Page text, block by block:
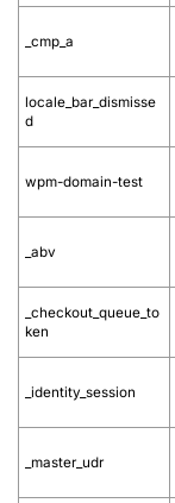
_cmp_a
locale_bar_dismisse
d
wpm-domain-test
_abv
_checkout_queue_to
ken
_identity_session
_master_udr